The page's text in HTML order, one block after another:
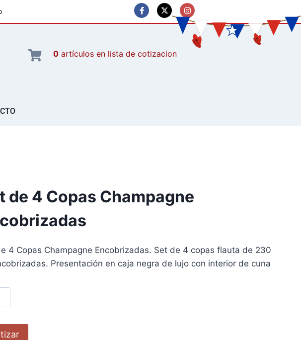
0 artículos
de 4 Copas Champagne
4 Copas Champagne Encobrizadas. Set de 4 copas flauta de 230
Presentación en caja negra de lujo con interior de cuna